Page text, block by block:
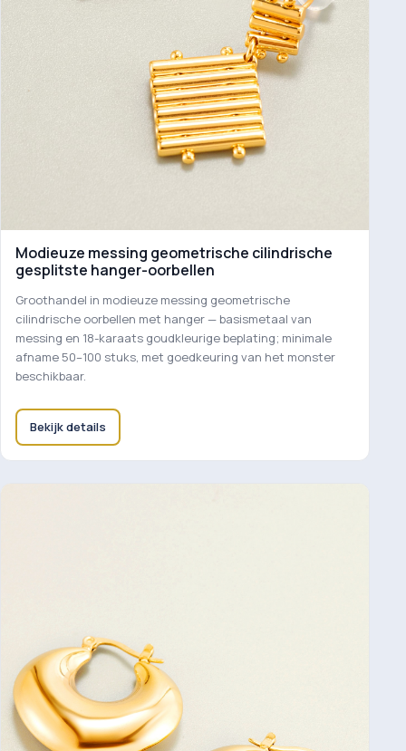
Modieuze messing geometrische cilindrische
gesplitste hanger-oorbellen
Groothandel in modieuze messing geometrische
cilindrische oorbellen met hanger — basismetaal van
messing en 18-karaats goudkleurige beplating; minimale
afname 50–100 stuks, met goedkeuring van het monster
beschikbaar.
Bekijk details